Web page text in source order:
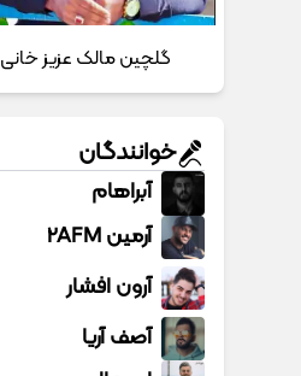
گلچین مالک عزیز خانی
خوانندگان
آبراهام
آرمین 2AFM
آرون افشار
آصف آریا